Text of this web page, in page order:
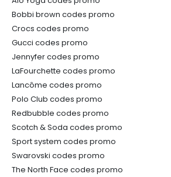
Bobbi brown codes promo
Crocs codes promo
Gucci codes promo
Jennyfer codes promo
LaFourchette codes promo
Lancôme codes promo
Polo Club codes promo
Redbubble codes promo
Scotch & Soda codes promo
Sport system codes promo
Swarovski codes promo
The North Face codes promo